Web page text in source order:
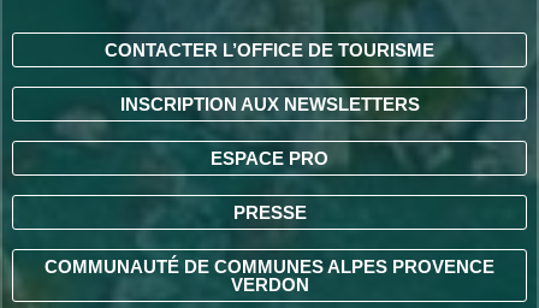
CONTACTER L’OFFICE DE TOURISME
INSCRIPTION AUX NEWSLETTERS
ESPACE PRO
PRESSE
COMMUNAUTÉ DE COMMUNES ALPES PROVENCE
VERDON